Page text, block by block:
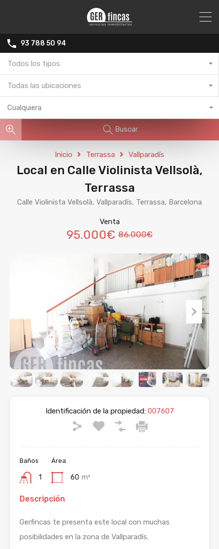
93 788 50 94
Todos los tipos
Todas las ubicaciones
Cualquiera
Buscar
Inicio Terrassa Vallparadís
Local en Calle Violinista Vellsolà,
Terrassa
Calle Violinista Vellsolà, Vallparadís, Terrassa, Barcelona
Venta
95.000€ 86.000€
Identificación de la propiedad:007607
Baños
1
Área
60 m²
Descripción
Gerfincas te presenta este local con muchas
posibilidades en la zona de Vallparadís.